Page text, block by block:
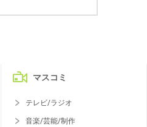
マスコミ
テレビ/ラジオ
音楽/芸能/制作